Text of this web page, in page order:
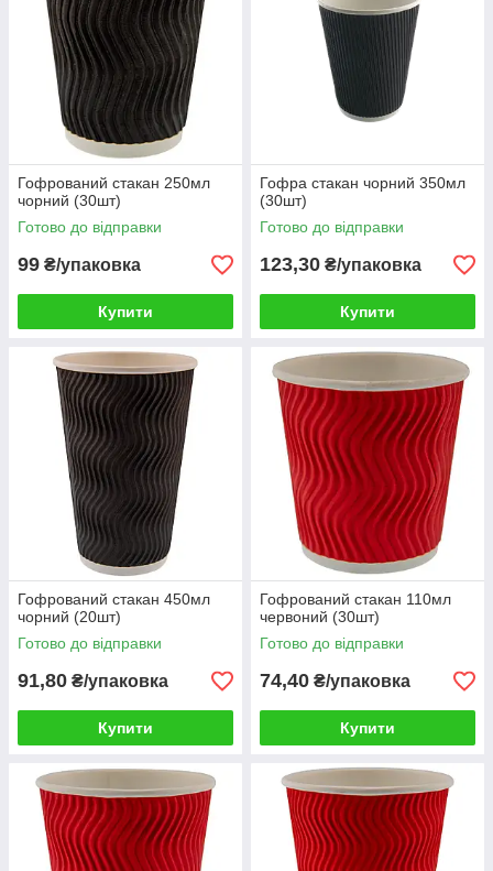
Гофрований стакан 250мл
чорний (30шт)
Готово до відправки
99 ₴/упаковка
Купити
Гофра стакан чорний 350мл
(30шт)
Готово до відправки
123,30 ₴/упаковка
Купити
Гофрований стакан 450мл
чорний (20шт)
Готово до відправки
91,80 ₴/упаковка
Купити
Гофрований стакан 110мл
червоний (30шт)
Готово до відправки
74,40 ₴/упаковка
Купити